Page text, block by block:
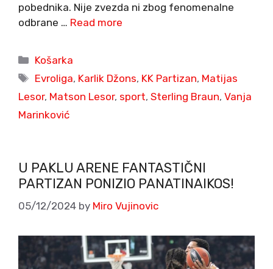
pobednika. Nije zvezda ni zbog fenomenalne
odbrane … Read more
Categories
Košarka
Tags
Evroliga, Karlik Džons, KK Partizan, Matijas
Lesor, Matson Lesor, sport, Sterling Braun, Vanja
Marinković
U PAKLU ARENE FANTASTIČNI
PARTIZAN PONIZIO PANATINAIKOS!
05/12/2024 by Miro Vujinovic